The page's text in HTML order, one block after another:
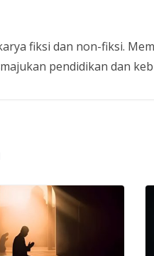
fiksi dan non-fiksi.
pendidikan dan